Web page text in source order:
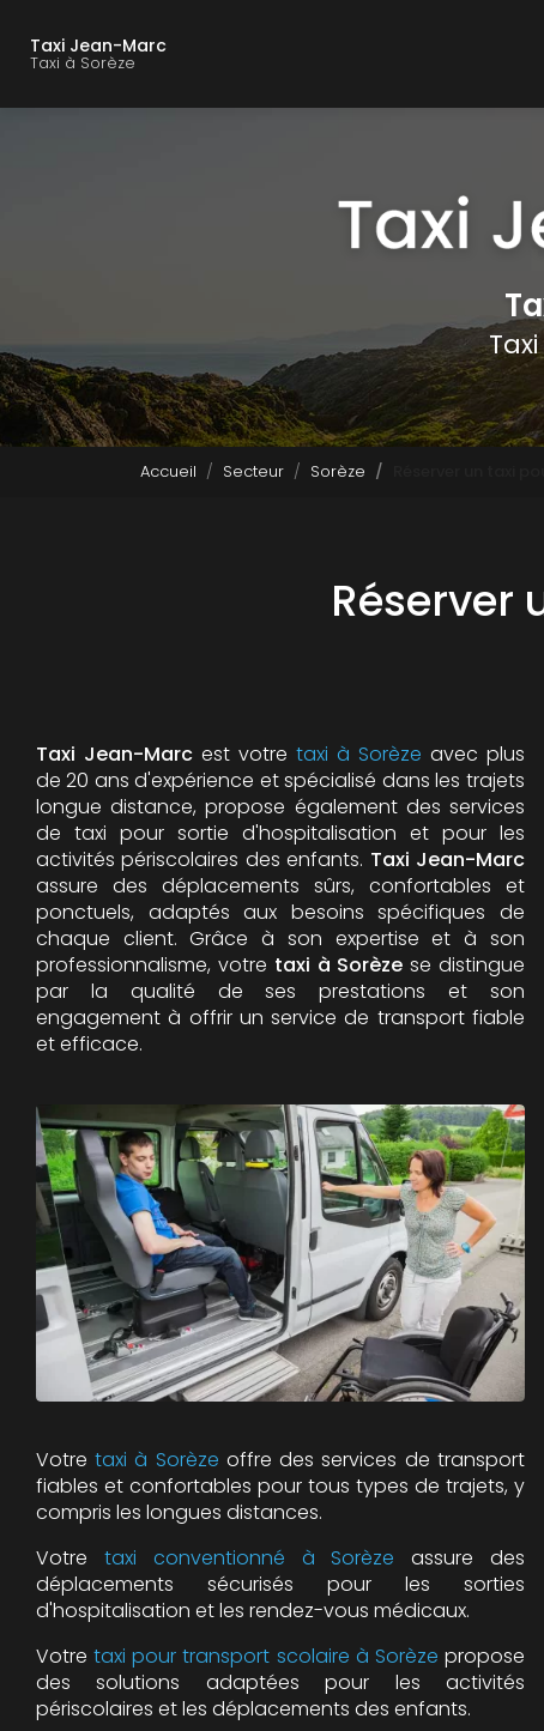
contenu
Taxi Jean-Marc
Taxi à Sorèze
Accueil Secteur Sorèze
Réserver
Taxi Jean-Marc est votre taxi à Sorèze avec plus
de 20 ans d'expérience et spécialisé dans les trajets
longue distance, propose également des services
de taxi pour sortie d'hospitalisation et pour les
activités périscolaires des enfants. Taxi Jean-Marc
assure des déplacements sûrs, confortables et
ponctuels, adaptés aux besoins spécifiques de
chaque client. Grâce à son expertise et à son
professionnalisme, votre taxi à Sorèze se distingue
par la qualité de ses prestations et son
engagement à offrir un service de transport fiable
et efficace.
Votretaxi à Sorèze offre des services de transport
fiables et confortables pour tous types de trajets, y
compris les longues distances.
Votre taxi conventionné à Sorèze assure des
déplacements sécurisés pour les sorties
d'hospitalisation et les rendez-vous médicaux.
Votretaxi pour transport scolaire à Sorèze propose
des solutions adaptées pour les activités
périscolaires et les déplacements des enfants.